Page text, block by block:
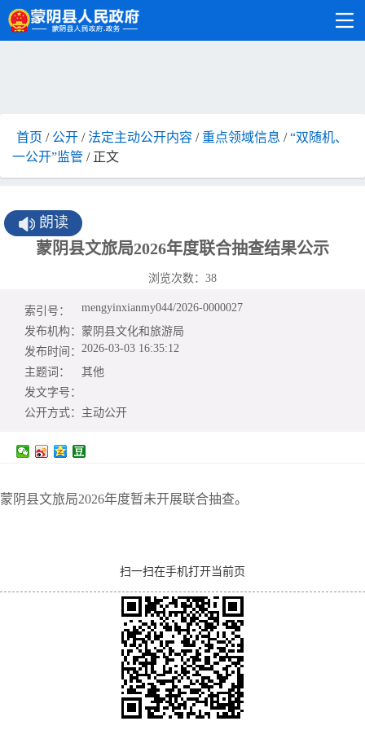
首页 / 公开 /法定主动公开内容 / 重点领域信息 /“双随机、
一公开”监管 / 正文
朗读
蒙阴县文旅局2026年度联合抽查结果公示
浏览次数： 38
索引号：
mengyinxianmy044/2026-0000027
发布机构： 蒙阴县文化和旅游局
发布时间： 2026-03-03 16:35:12
主题词：
其他
发文字号：
公开方式： 主动公开
蒙阴县文旅局2026年度暂未开展联合抽查。
扫一扫在手机打开当前页